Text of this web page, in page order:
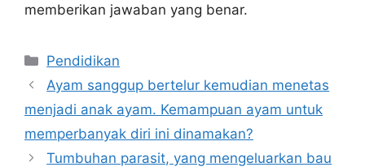
memberikan jawaban yang benar.
Kategori
Pendidikan
Ayam sanggup bertelur kemudian menetas
menjadi anak ayam. Kemampuan ayam untuk
memperbanyak diri ini dinamakan?
Tumbuhan parasit, yang mengeluarkan bau